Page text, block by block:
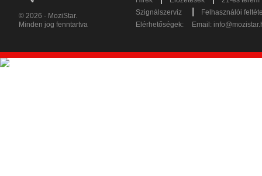
© 2026 - MoziStar.
Minden jog fenntartva
Szignálszerviz
Felhasználói
Elérhetőségek:
Email: